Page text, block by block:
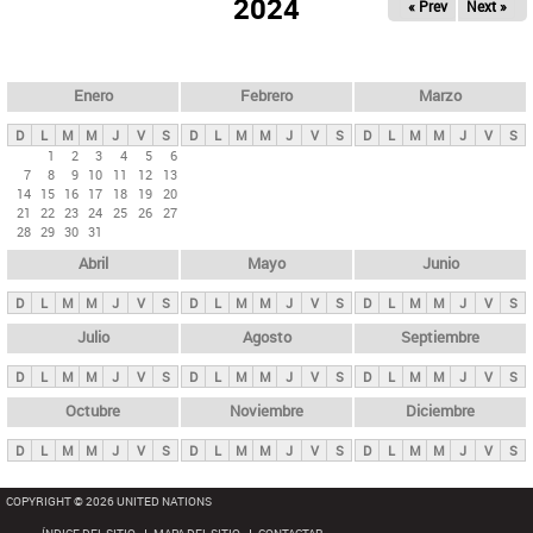
ds
p
n
i
p
a
l
s
2024 « Prev Next »
Enero
D L M M J V
S
1
2 3 4 5
6
7
8 9 10 11 12
13
14 15 16 17 18 19 20
21
22 23 24 25 26 27
28 29 30 31
Febrero
D L M M J V S
Marzo
D L M M J V S
Abril
D L M M J V S
Mayo
D L M M J V S
Junio
D L M M J V S
Julio
D L M M J V S
Agosto
D L M M J V S
Septiembre
D L M M J V S
Octubre
D L M M J V S
Noviembre
D L M M J V S
Diciembre
D L M M J V S
COPYRIGHT © 2026 UNITED NATIONS